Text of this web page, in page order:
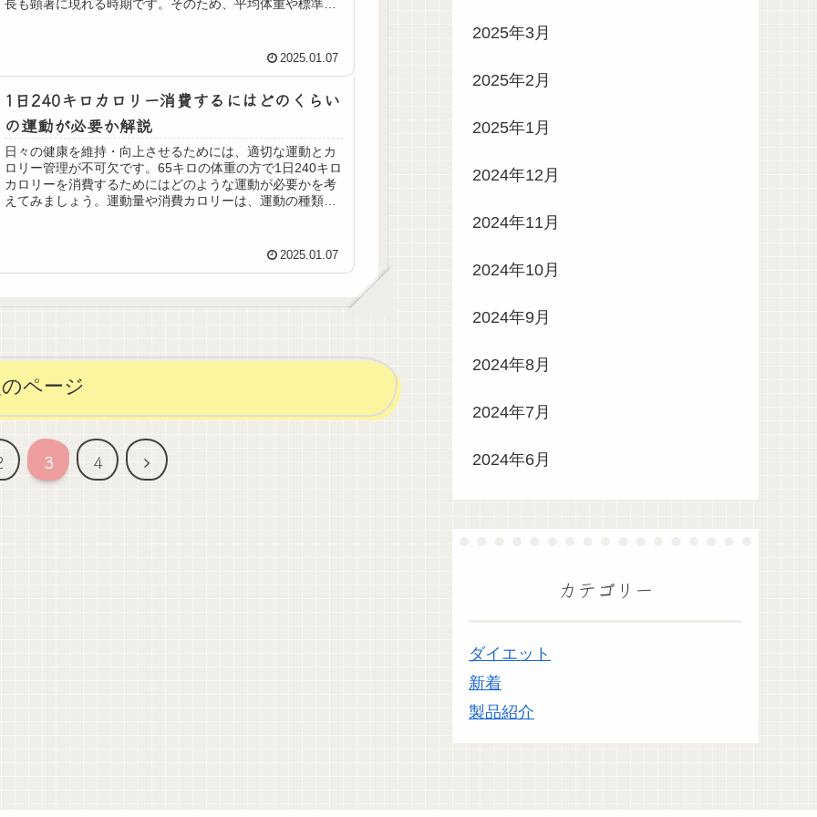
長も顕著に現れる時期です。そのため、平均体重や標準体
2025.01.07
1日240キロカロリー消費するにはどのくらい
の運動が必要か解説
日々の健康を維持・向上させるためには、適切な運動とカ
ロリー管理が不可欠です。65キロの体重の方で1日240キロ
カロリーを消費するためにはどのような運動が必要かを考
えてみましょう。運動量や消費カロリーは、運動の種類や
2025.01.07
ページ
3 4
次
2025年3月
2025年2月
2025年1月
2024年12月
2024年11月
2024年10月
2024年9月
2024年8月
2024年7月
2024年6月
カテゴリー
ダイエット
新着
製品紹介